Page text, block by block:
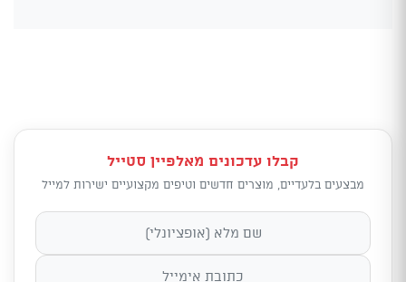
קבלו עדכונים מאלפיין סטייל
מבצעים בלעדיים, מוצרים חדשים וטיפים מקצועיים ישירות למייל